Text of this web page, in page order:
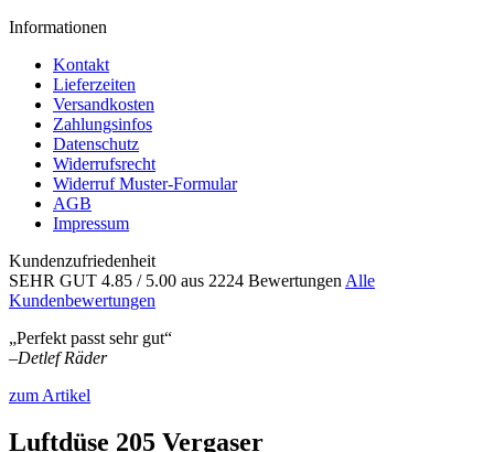
Informationen
Kontakt
Lieferzeiten
Versandkosten
Zahlungsinfos
Datenschutz
Widerrufsrecht
Widerruf Muster-Formular
AGB
Impressum
Kundenzufriedenheit
SEHR GUT 4.85 / 5.00 aus 2224 Bewertungen Alle
Kundenbewertungen
„Perfekt passt sehr gut“
–Detlef Räder
zum Artikel
Luftdüse 205 Vergaser